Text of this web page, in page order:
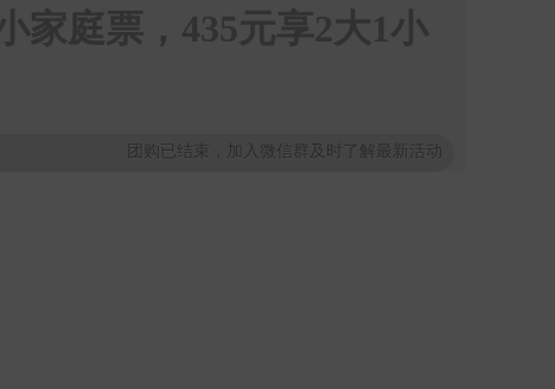
家庭票，435元享2大1小
团购已结束，加入微信群及时了解最新活动